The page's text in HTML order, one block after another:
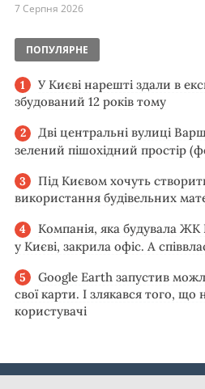
7 Серпня 2026
ПОПУЛЯРНЕ
У Києві нарешті здали в
збудований 12 років тому
Дві центральні вулиці
зелений пішохідний простір
Під Києвом хочуть
використання будівельних
Компанія, яка будувала ЖК
у Києві, закрила офіс. А
Google Earth запустив
свої карти. І злякався того, що
користувачі